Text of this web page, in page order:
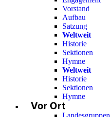
Vorstand
Aufbau
Satzung
Weltweit
Historie
Sektionen
Hymne
Weltweit
Historie
Sektionen
Hymne
Vor Ort
Landesgruppen